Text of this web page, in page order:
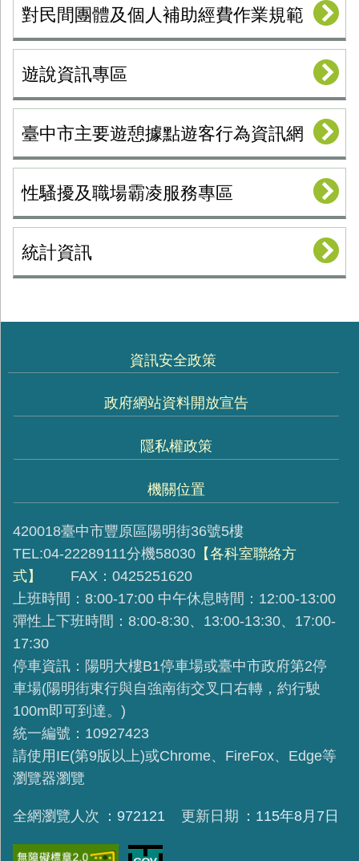
對民間團體及個人補助經費作業規範
遊說資訊專區
臺中市主要遊憩據點遊客行為資訊網
性騷擾及職場霸凌服務專區
統計資訊
資訊安全政策
政府網站資料開放宣告
隱私權政策
機關位置
420018臺中市豐原區陽明街36號5樓
TEL:04-22289111分機58030 【各科室聯絡方
式】
FAX：0425251620
上班時間：8:00-17:00 中午休息時間：12:00-13:00
彈性上下班時間：8:00-8:30、13:00-13:30、17:00-
17:30
停車資訊：陽明大樓B1停車場或臺中市政府第2停
車場(陽明街東行與自強南街交叉口右轉，約行駛
100m即可到達。)
統一編號：10927423
請使用IE(第9版以上)或Chrome、FireFox、Edge等
瀏覽器瀏覽
全網瀏覽人次 972121 更新日期 115年8月7日